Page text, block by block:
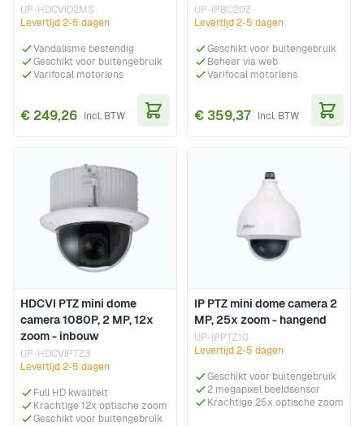
UP-HDCVID2MS
Levertijd 2-5 dagen
Vandalisme bestendig
Geschikt voor buitengebruik
Varifocal motorlens
€ 249,26
UP-IPBC20Z
Levertijd 2-5 dagen
Geschikt voor buitengebruik
Beheer via web
Varifocal motorlens
€ 359,37
HDCVI PTZ mini dome
camera 1080P, 2 MP, 12x
zoom - inbouw
UP-HDCVIPTZ3
Levertijd 2-5 dagen
Full HD kwaliteit
Krachtige 12x optische zoom
Geschikt voor buitengebruik
IP PTZ mini dome camera 2
MP, 25x zoom - hangend
UP-IPPTZ10
Levertijd 2-5 dagen
Geschikt voor buitengebruik
2 megapixel beeldsensor
Krachtige 25x optische zoom